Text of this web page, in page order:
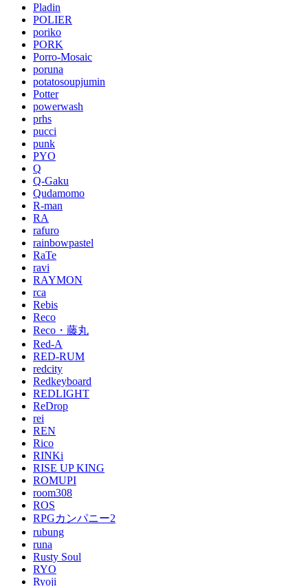
Pladin
POLIER
poriko
PORK
Porro-Mosaic
poruna
potatosoupjumin
Potter
powerwash
prhs
pucci
punk
PYO
Q
Q-Gaku
Qudamomo
R-man
RA
rafuro
rainbowpastel
RaTe
ravi
RAYMON
rca
Rebis
Reco
Reco・藤丸
Red-A
RED-RUM
redcity
Redkeyboard
REDLIGHT
ReDrop
rei
REN
Rico
RINKi
RISE UP KING
ROMUPI
room308
ROS
RPGカンパニー2
rubung
runa
Rusty Soul
RYO
Ryoji